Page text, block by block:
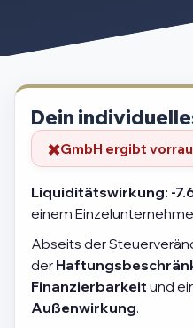
Dein
GmbH ergibt
Liquiditätswirkung: -
einem
Abseits der
der
Finanzierbarkeit und
Außenwirkung.